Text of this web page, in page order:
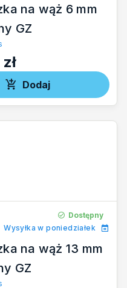
na wąż 6 mm
GZ
Dodaj
Dostępny
Wysyłka w poniedziałek
na wąż 13 mm
GZ